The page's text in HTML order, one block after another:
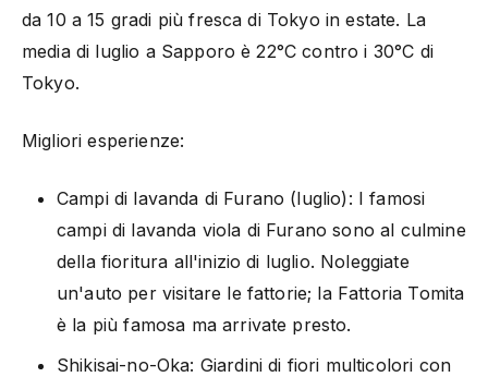
da 10 a 15 gradi più fresca di Tokyo in estate. La
media di luglio a Sapporo è 22°C contro i 30°C di
Tokyo.
Migliori esperienze:
Campi di lavanda di Furano (luglio): I famosi
campi di lavanda viola di Furano sono al culmine
della fioritura all'inizio di luglio. Noleggiate
un'auto per visitare le fattorie; la Fattoria Tomita
è la più famosa ma arrivate presto.
Shikisai-no-Oka: Giardini di fiori multicolori con